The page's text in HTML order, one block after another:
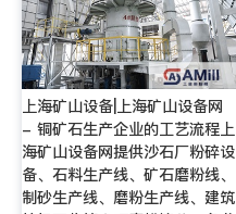
上海矿山设备|上海矿山设备网
- 铜矿石生产企业的工艺流程上
海矿山设备网提供沙石厂粉碎设
备、石料生产线、矿石磨粉线、
制砂生产线、磨粉生产线、建筑